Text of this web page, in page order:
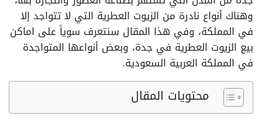
وهناك أنواع نادرة من الزيوت العطرية التي لا تتواجد إلا
في المملكة، وفي هذا المقال سنتعرف سوياً على اماكن
بيع الزيوت العطرية في جدة، وبعض أنواعها المتواجدة
في المملكة العربية السعودية.
محتويات المقال